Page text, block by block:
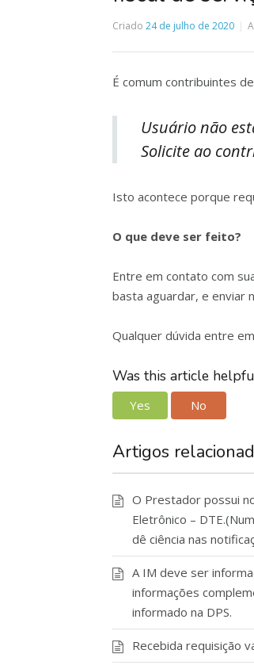
Criado 24 de julho de 2020
É comum contribuintes
Usuário não
Solicite ao
Isto acontece porque
O que deve ser feito?
Entre em contato com
basta aguardar, e enviar
Qualquer dúvida entre
Was this article
Yes No
Artigos
O Prestador possui
Eletrônico –
dê ciência nas
A IM deve ser
informações
informado na DPS.
Recebida requisição